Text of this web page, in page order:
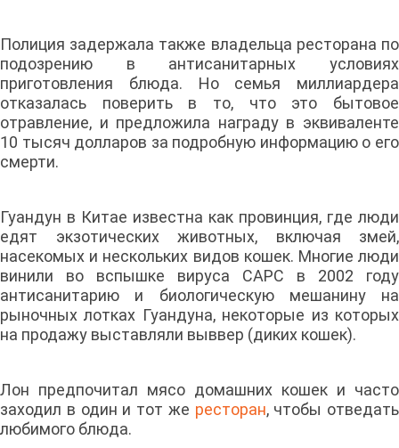
Полиция задержала также владельца ресторана по
подозрению в антисанитарных условиях
приготовления блюда. Но семья миллиардера
отказалась поверить в то, что это бытовое
отравление, и предложила награду в эквиваленте
10 тысяч долларов за подробную информацию о его
смерти.
Гуандун в Китае известна как провинция, где люди
едят экзотических животных, включая змей,
насекомых и нескольких видов кошек. Многие люди
винили во вспышке вируса САРС в 2002 году
антисанитарию и биологическую мешанину на
рыночных лотках Гуандуна, некоторые из которых
на продажу выставляли выввер (диких кошек).
Лон предпочитал мясо домашних кошек и часто
заходил в один и тот же ресторан, чтобы отведать
любимого блюда.